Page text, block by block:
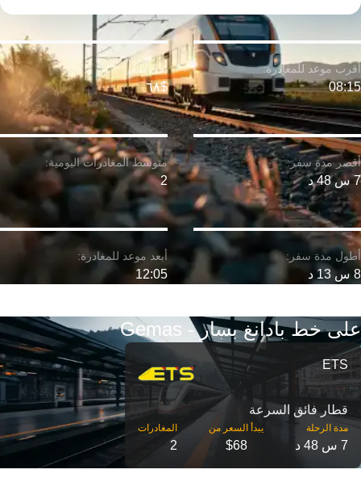
7 س 48 د
08:15
8 س 13 د
$٦٨
2
12:05
على خط بادانغ بسار - Gemas
ETS
قطار فائق السرعة
مدة الرحلة
7 س 48 د $68
2